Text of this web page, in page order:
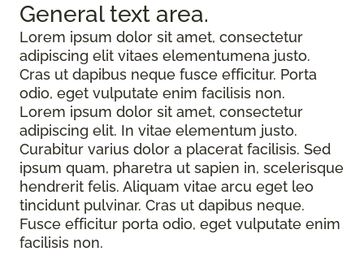
General text area.
Lorem ipsum dolor sit amet, consectetur
adipiscing elit vitaes elementumena justo.
Cras ut dapibus neque fusce efficitur. Porta
odio, eget vulputate enim facilisis non.
Lorem ipsum dolor sit amet, consectetur
adipiscing elit. In vitae elementum justo.
Curabitur varius dolor a placerat facilisis. Sed
ipsum quam, pharetra ut sapien in, scelerisque
hendrerit felis. Aliquam vitae arcu eget leo
tincidunt pulvinar. Cras ut dapibus neque.
Fusce efficitur porta odio, eget vulputate enim
facilisis non.